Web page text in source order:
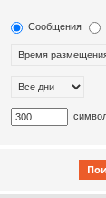
Сообщения